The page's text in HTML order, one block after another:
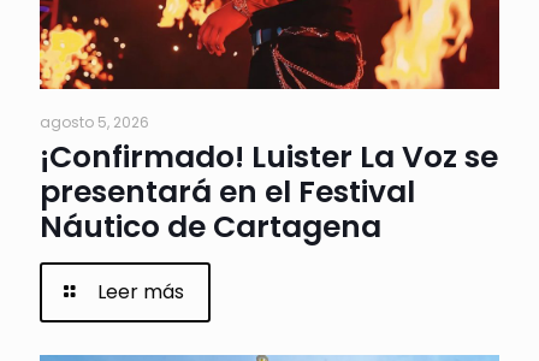
agosto 5, 2026
¡Confirmado! Luister La Voz se
presentará en el Festival
Náutico de Cartagena
Leer más